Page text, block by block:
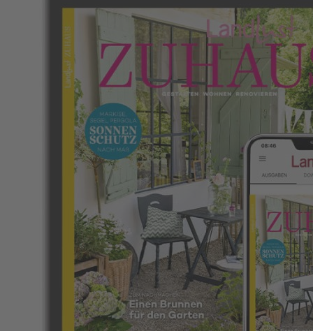
Zum Anfang der Bildergalerie springen
Landlust Zuhaus Digitalabo